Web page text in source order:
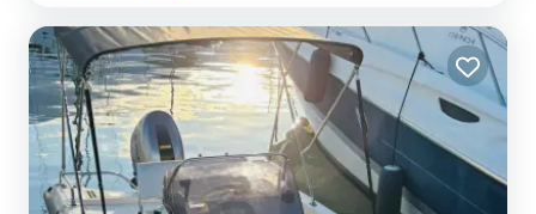
auch bei Seegang.